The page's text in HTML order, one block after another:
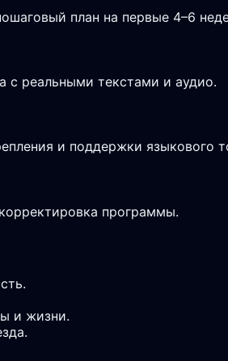
план на первые 4–6
с реальными текстами и аудио.
и поддержки языкового
программы.
и жизни.